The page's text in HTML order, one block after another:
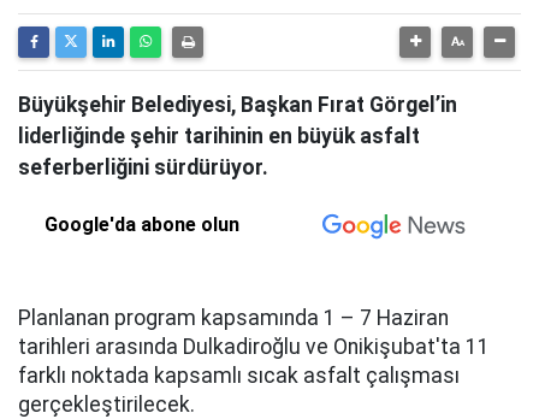
Büyükşehir Belediyesi, Başkan Fırat Görgel’in
liderliğinde şehir tarihinin en büyük asfalt
seferberliğini sürdürüyor.
Google'da abone olun
Planlanan program kapsamında 1 – 7 Haziran
tarihleri arasında Dulkadiroğlu ve Onikişubat'ta 11
farklı noktada kapsamlı sıcak asfalt çalışması
gerçekleştirilecek.